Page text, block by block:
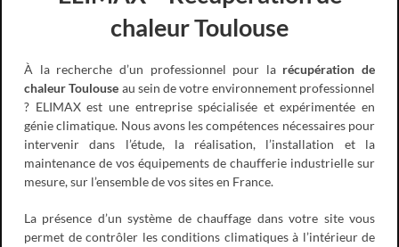
chaleur Toulouse
À la recherche d’un professionnel pour la récupération de
chaleur Toulouse au sein de votre environnement professionnel
? ELIMAX est une entreprise spécialisée et expérimentée en
génie climatique. Nous avons les compétences nécessaires pour
intervenir dans l’étude, la réalisation, l’installation et la
maintenance de vos équipements de chaufferie industrielle sur
mesure, sur l’ensemble de vos sites en France.
La présence d’un système de chauffage dans votre site vous
permet de contrôler les conditions climatiques à l’intérieur de